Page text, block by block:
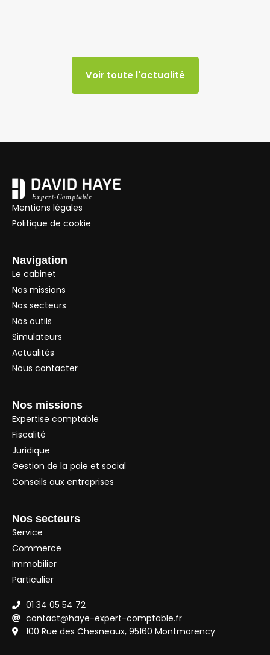
Voir toute l'actualité
Mentions légales
Politique de cookie
Navigation
Le cabinet
Nos missions
Nos secteurs
Nos outils
Simulateurs
Actualités
Nous contacter
Nos missions
Expertise comptable
Fiscalité
Juridique
Gestion de la paie et social
Conseils aux entreprises
Nos secteurs
Service
Commerce
Immobilier
Particulier
01 34 05 54 72
contact@haye-expert-comptable.fr
100 Rue des Chesneaux, 95160 Montmorency